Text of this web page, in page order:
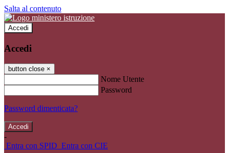
Salta al contenuto
Accedi
Accedi
button close ×
Nome Utente
Password
Password dimenticata?
-
Entra con SPID Entra con CIE